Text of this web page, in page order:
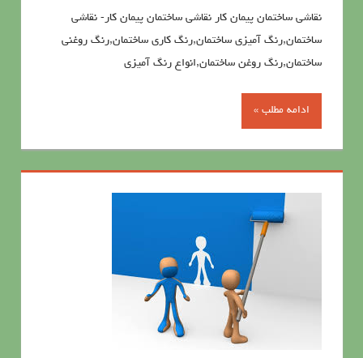
نقاشی ساختمان پيمان کار نقاشی ساختمان پيمان کار- نقاشی
ساختمان,رنگ آمیزی ساختمان,رنگ کاری ساختمان,رنگ روغنی
ساختمان,رنگ روغن ساختمان,انواع رنگ آمیزی
ادامه مطلب »